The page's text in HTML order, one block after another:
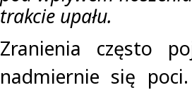
trakcie upału.
Zranienia często
nadmiernie się